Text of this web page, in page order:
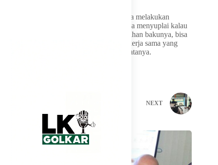
“Tetapi, bukan berarti kerja sama untuk kita melakukan
investasi di sana. Tapi mereka mungkin bisa menyuplai kalau
kita kekurangan. Kalau kita kekurangan bahan bakunya, bisa
disuplai dari mana saja. Jadi tidak ada isu kerja sama yang
lebih teknis spesifik itu, enggak ada, ya” katanya.
NEXT